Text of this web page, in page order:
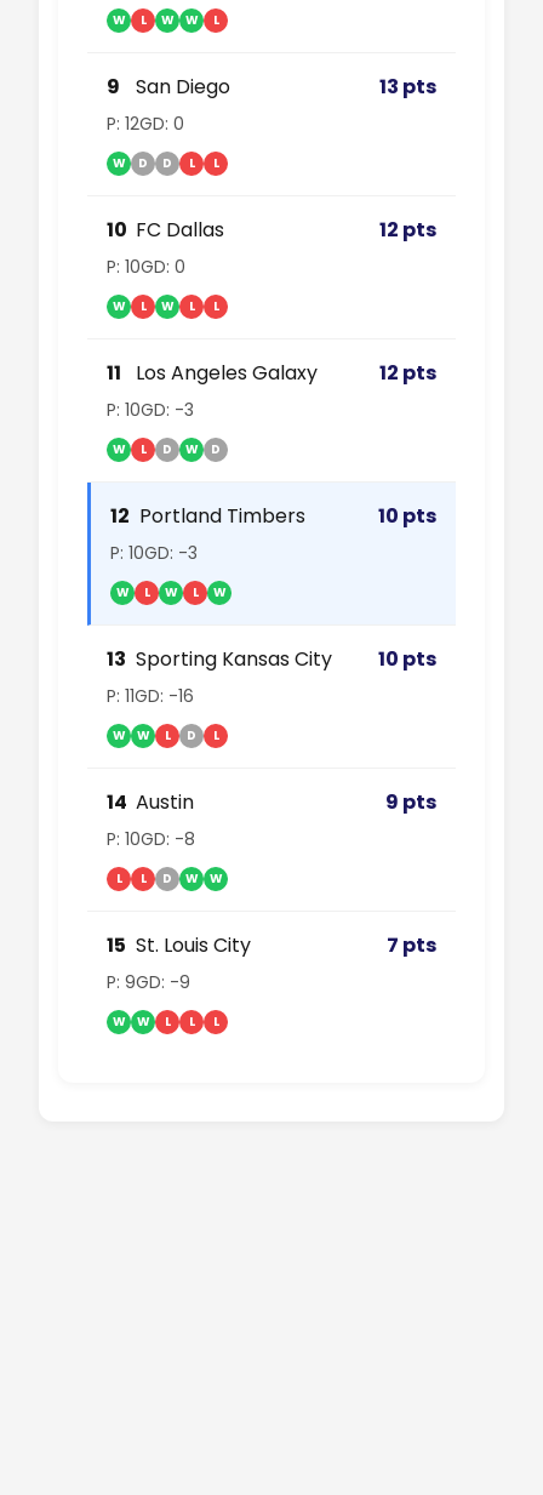
W L W W L
9 San Diego 13 pts
P: 12GD: 0
W D D L L
10 FC Dallas 12 pts
P: 10GD: 0
W L W L L
11 Los Angeles Galaxy 12 pts
P: 10GD: -3
W L D W D
12 Portland Timbers 10 pts
P: 10GD: -3
W L W L W
13 Sporting Kansas City 10 pts
P: 11GD: -16
W W L D L
14 Austin 9 pts
P: 10GD: -8
L L D W W
15 St. Louis City 7 pts
P: 9GD: -9
W W L L L